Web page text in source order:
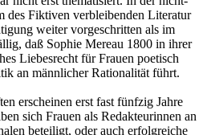
des Fiktiven verbleibenden Literatur
weiter vorgeschritten als im
daß Sophie Mereau 1800 in ihrer
Liebesrecht für Frauen poetisch
an männlicher Rationalität führt.
erscheinen erst fast fünfzig Jahre
sich Frauen als Redakteurinnen an
beteiligt, oder auch erfolgreiche